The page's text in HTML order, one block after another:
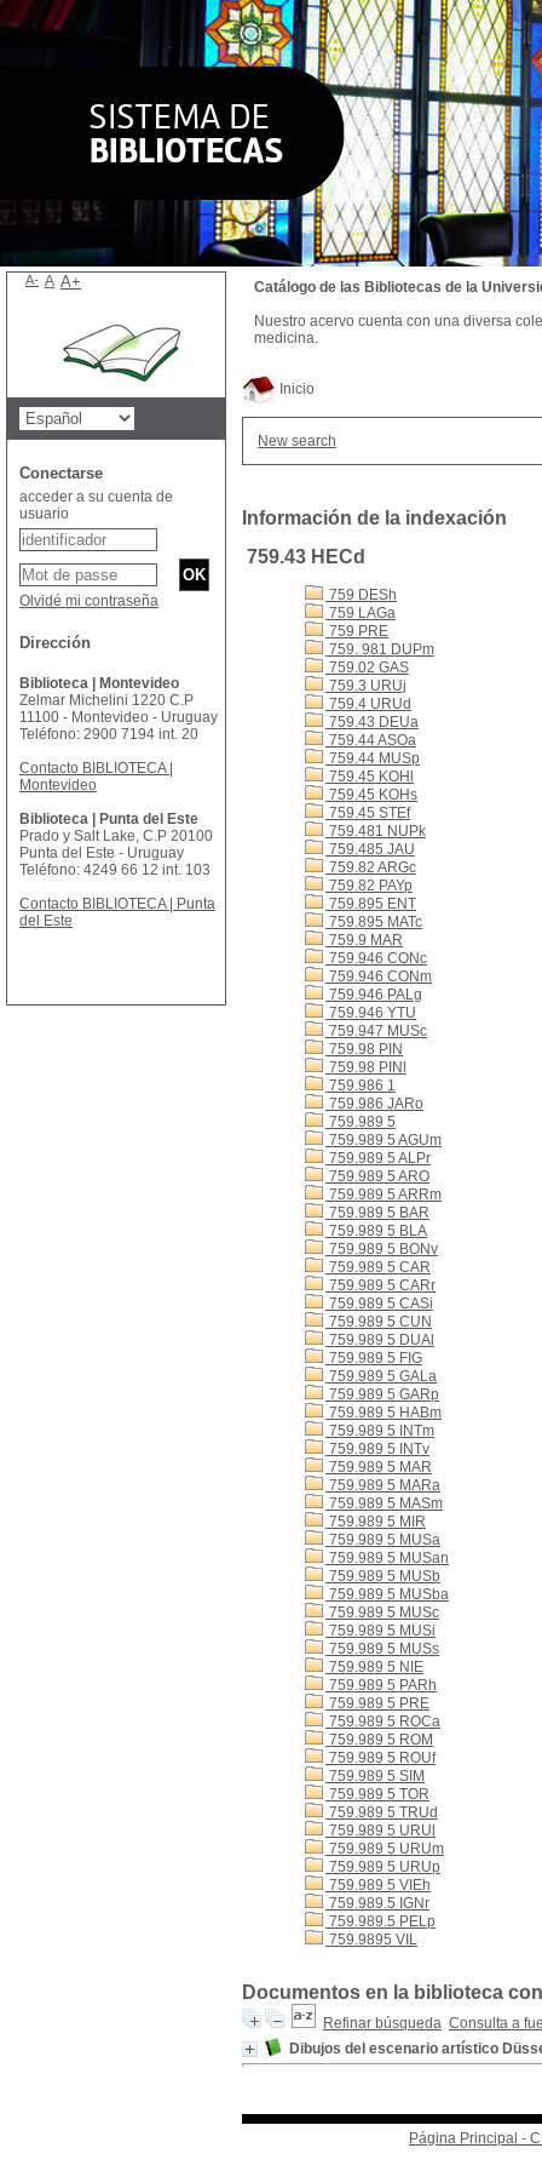
Inicio
New search
Información de la indexación
759.43 HECd
759 DESh
759 LAGa
759 PRE
759. 981 DUPm
759.02 GAS
759.3 URUj
759.4 URUd
759.43 DEUa
759.44 ASOa
759.44 MUSp
759.45 KOHl
759.45 KOHs
759.45 STEf
759.481 NUPk
759.485 JAU
759.82 ARGc
759.82 PAYp
759.895 ENT
759.895 MATc
759.9 MAR
759.946 CONc
759.946 CONm
759.946 PALg
759.946 YTU
759.947 MUSc
759.98 PIN
759.98 PINl
759.986 1
759.986 JARo
759.989 5
759.989 5 AGUm
759.989 5 ALPr
759.989 5 ARO
759.989 5 ARRm
759.989 5 BAR
759.989 5 BLA
759.989 5 BONv
759.989 5 CAR
759.989 5 CARr
759.989 5 CASi
759.989 5 CUN
759.989 5 DUAl
759.989 5 FIG
759.989 5 GALa
759.989 5 GARp
759.989 5 HABm
759.989 5 INTm
759.989 5 INTv
759.989 5 MAR
759.989 5 MARa
759.989 5 MASm
759.989 5 MIR
759.989 5 MUSa
759.989 5 MUSan
759.989 5 MUSb
759.989 5 MUSba
759.989 5 MUSc
759.989 5 MUSi
759.989 5 MUSs
759.989 5 NIE
759.989 5 PARh
759.989 5 PRE
759.989 5 ROCa
759.989 5 ROM
759.989 5 ROUf
759.989 5 SIM
759.989 5 TOR
759.989 5 TRUd
759.989 5 URUl
759.989 5 URUm
759.989 5 URUp
759.989 5 VIEh
759.989.5 IGNr
759.989.5 PELp
759.9895 VIL
Documentos en la biblioteca
Refinar búsqueda Consulta a
Dibujos del escenario artístico
Página Principal -
Catálogo de las Bibliotecas de la
Nuestro acervo cuenta con una diversa
medicina.
A- A A+
Conectarse
acceder a su cuenta de
usuario
Olvidé mi contraseña
Dirección
Biblioteca | Montevideo
Zelmar Michelini 1220 C.P
11100 - Montevideo - Uruguay
Teléfono: 2900 7194 int. 20
Contacto BIBLIOTECA |
Montevideo
Biblioteca | Punta del Este
Prado y Salt Lake, C.P 20100
Punta del Este - Uruguay
Teléfono: 4249 66 12 int. 103
Contacto BIBLIOTECA | Punta
del Este